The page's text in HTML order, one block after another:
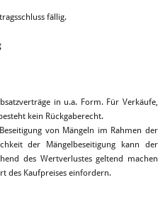
fällig.
in u.a. Form. Für Verkäufe,
kein Rückgaberecht.
von Mängeln im Rahmen der
der Mängelbeseitigung kann der
des Wertverlustes geltend machen
des Kaufpreises einfordern.